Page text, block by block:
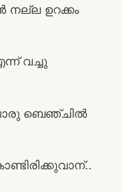
നല്ല ഉറക്കം
വച്ചു
ചാരു ബെഞ്ചിൽ